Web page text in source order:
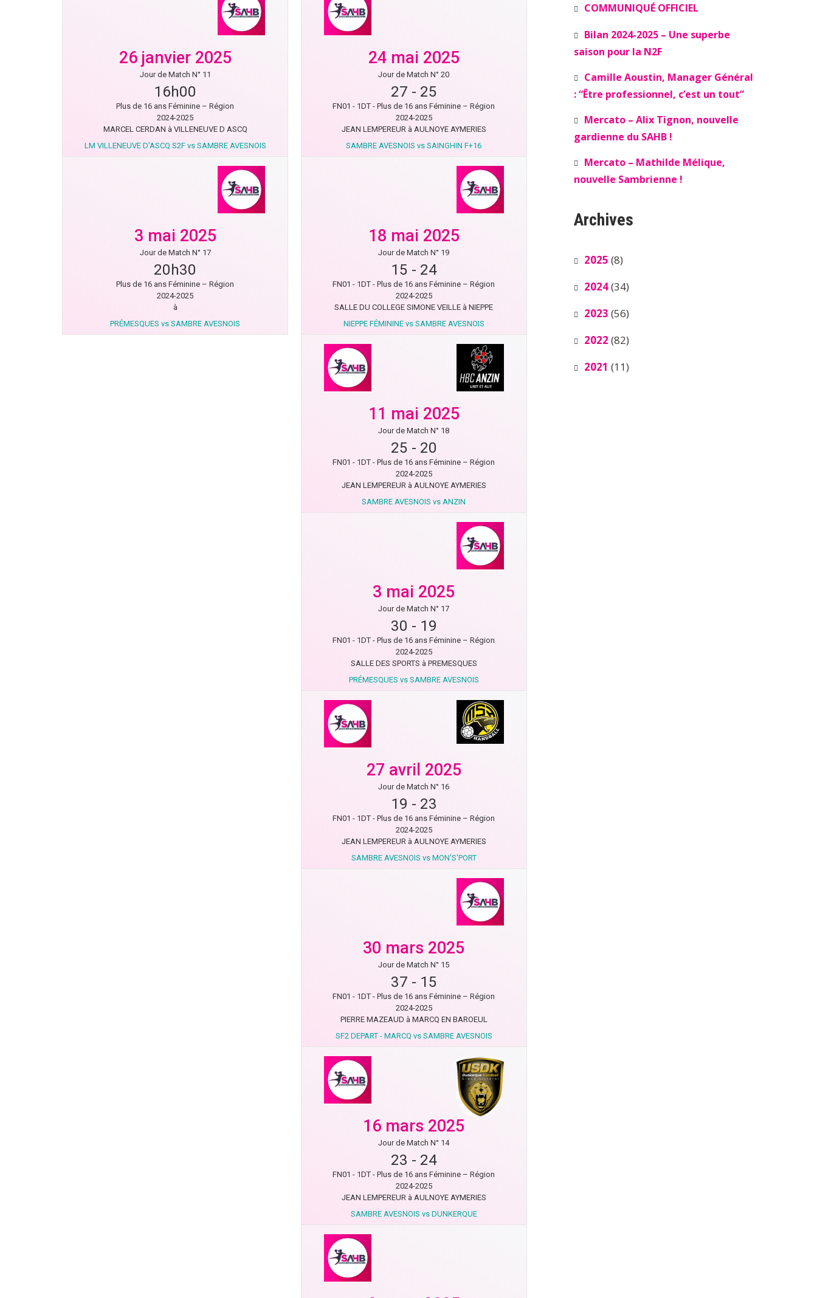
26 janvier 2025
Jour de Match N° 11
16h00
Plus de 16 ans Féminine – Région
2024-2025
MARCEL CERDAN à VILLENEUVE D ASCQ
LM VILLENEUVE D'ASCQ S2F vs SAMBRE AVESNOIS
3 mai 2025
Jour de Match N° 17
20h30
Plus de 16 ans Féminine – Région
2024-2025
à
PRÉMESQUES vs SAMBRE AVESNOIS
24 mai 2025
Jour de Match N° 20
27 - 25
FN01 - 1DT - Plus de 16 ans Féminine – Région
2024-2025
JEAN LEMPEREUR à AULNOYE AYMERIES
SAMBRE AVESNOIS vs SAINGHIN F+16
18 mai 2025
Jour de Match N° 19
15 - 24
FN01 - 1DT - Plus de 16 ans Féminine – Région
2024-2025
SALLE DU COLLEGE SIMONE VEILLE à NIEPPE
NIEPPE FÉMININE vs SAMBRE AVESNOIS
11 mai 2025
Jour de Match N° 18
25 - 20
FN01 - 1DT - Plus de 16 ans Féminine – Région
2024-2025
JEAN LEMPEREUR à AULNOYE AYMERIES
SAMBRE AVESNOIS vs ANZIN
3 mai 2025
Jour de Match N° 17
30 - 19
FN01 - 1DT - Plus de 16 ans Féminine – Région
2024-2025
SALLE DES SPORTS à PREMESQUES
PRÉMESQUES vs SAMBRE AVESNOIS
27 avril 2025
Jour de Match N° 16
19 - 23
FN01 - 1DT - Plus de 16 ans Féminine – Région
2024-2025
JEAN LEMPEREUR à AULNOYE AYMERIES
SAMBRE AVESNOIS vs MON'S'PORT
30 mars 2025
Jour de Match N° 15
37 - 15
FN01 - 1DT - Plus de 16 ans Féminine – Région
2024-2025
PIERRE MAZEAUD à MARCQ EN BAROEUL
SF2 DEPART - MARCQ vs SAMBRE AVESNOIS
16 mars 2025
Jour de Match N° 14
23 - 24
FN01 - 1DT - Plus de 16 ans Féminine – Région
2024-2025
JEAN LEMPEREUR à AULNOYE AYMERIES
SAMBRE AVESNOIS vs DUNKERQUE
COMMUNIQUÉ OFFICIEL
Bilan 2024-2025 – Une superbe
saison pour la N2F
Camille Aoustin, Manager Général
: “Être professionnel, c’est un tout”
Mercato – Alix Tignon, nouvelle
gardienne du SAHB !
Mercato – Mathilde Mélique,
nouvelle Sambrienne !
Archives
2025 (8)
2024(34)
2023 (56)
2022 (82)
2021 (11)